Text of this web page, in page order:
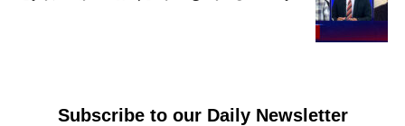
Subscribe to our Daily Newsletter